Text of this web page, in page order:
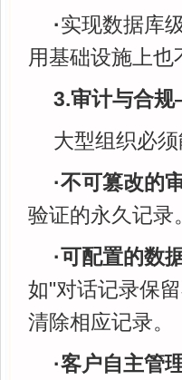
·实现数据库
用基础设施上也
3.审计与合
大型组织必
·不可篡改的
验证的永久记录。
·可配置的数
如"对话记录保
清除相应记录。
·客户自主管